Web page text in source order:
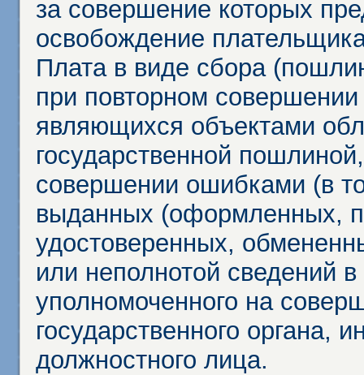
за совершение которых
освобождение
Плата в виде сбора
при повторном
являющихся объектами
государственной
совершении ошибками (в
выданных (оформленных,
удостоверенных,
или неполнотой сведений
уполномоченного на
государственного органа,
должностного лица.